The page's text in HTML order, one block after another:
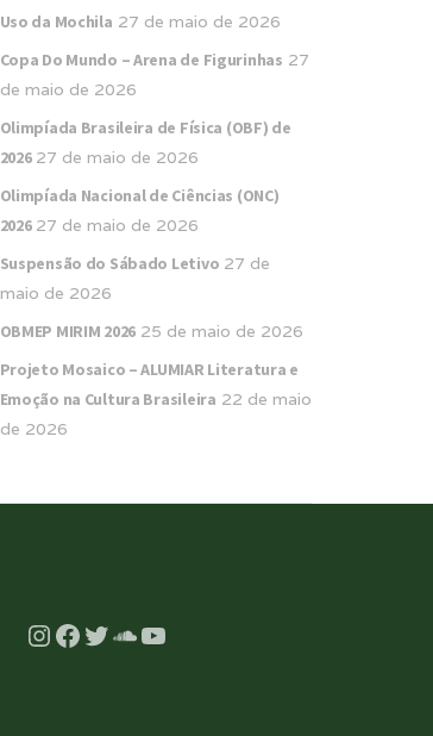
Uso da Mochila 27 de maio de 2026
Copa Do Mundo – Arena de Figurinhas 27
de maio de 2026
Olimpíada Brasileira de Física (OBF) de
2026 27 de maio de 2026
Olimpíada Nacional de Ciências (ONC)
2026 27 de maio de 2026
Suspensão do Sábado Letivo 27 de
maio de 2026
OBMEP MIRIM 2026 25 de maio de 2026
Projeto Mosaico – ALUMIAR Literatura e
Emoção na Cultura Brasileira 22 de maio
de 2026
Instagram
Facebook
Twitter
Soundcloud
YouTube